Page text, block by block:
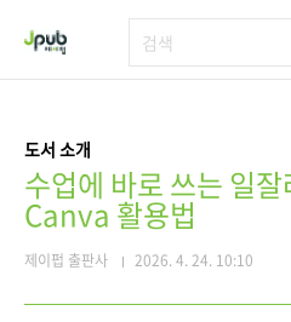
도서 소개
수업에 바로 쓰는 일
Canva 활용법
제이펍 출판사 2026. 4. 24. 10:10